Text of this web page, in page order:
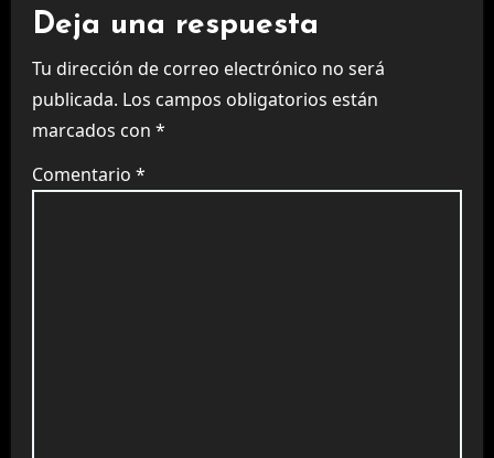
Deja una respuesta
Tu dirección de correo electrónico no será
publicada. Los campos obligatorios están
marcados con *
Comentario *